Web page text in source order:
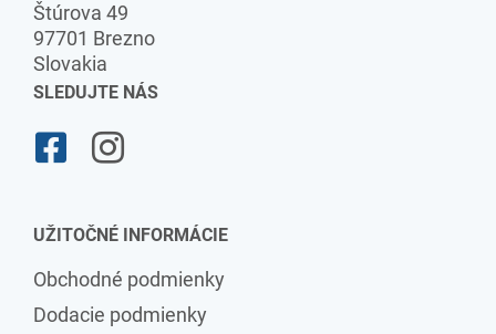
Štúrova 49
97701 Brezno
Slovakia
SLEDUJTE NÁS
UŽITOČNÉ INFORMÁCIE
Obchodné podmienky
Dodacie podmienky